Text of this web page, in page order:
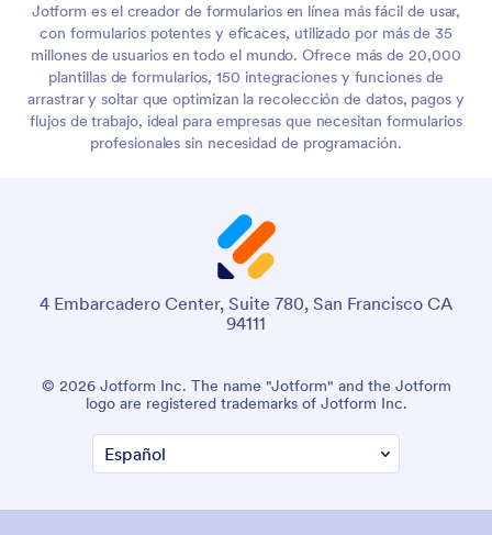
Jotform es el creador de formularios en línea más fácil de usar,
con formularios potentes y eficaces, utilizado por más de 35
millones de usuarios en todo el mundo. Ofrece más de 20,000
plantillas de formularios, 150 integraciones y funciones de
arrastrar y soltar que optimizan la recolección de datos, pagos y
flujos de trabajo, ideal para empresas que necesitan formularios
profesionales sin necesidad de programación.
4 Embarcadero Center, Suite 780, San Francisco CA
94111
© 2026 Jotform Inc. The name "Jotform" and the Jotform
logo are registered trademarks of Jotform Inc.